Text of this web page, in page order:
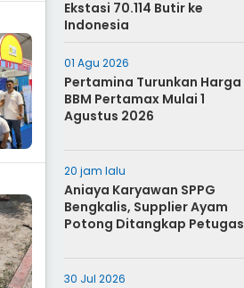
Ekstasi 70.114 Butir ke
Indonesia
01 Agu 2026
Pertamina Turunkan Harga
BBM Pertamax Mulai 1
Agustus 2026
20 jam lalu
Aniaya Karyawan SPPG
Bengkalis, Supplier Ayam
Potong Ditangkap Petugas
30 Jul 2026